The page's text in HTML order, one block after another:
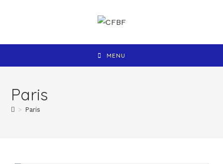
MENU
Paris
> Paris